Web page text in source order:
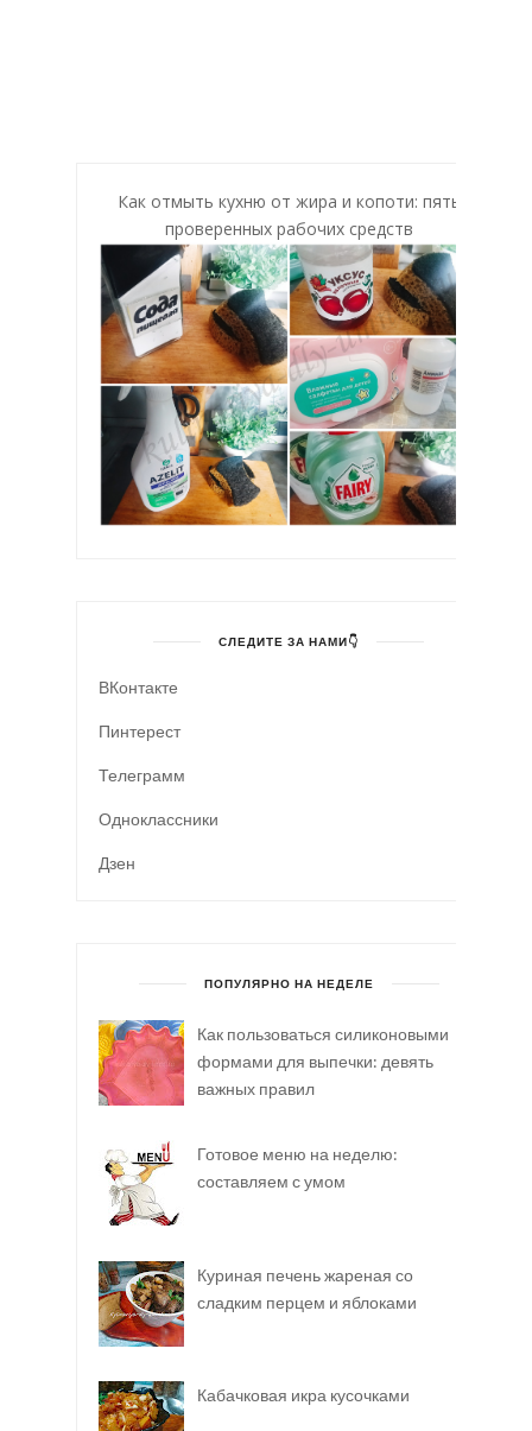
Как отмыть кухню от жира и копоти: пять
проверенных рабочих средств
СЛЕДИТЕ ЗА НАМИ👇
ВКонтакте
Пинтерест
Телеграмм
Одноклассники
Дзен
ПОПУЛЯРНО НА НЕДЕЛЕ
Как пользоваться силиконовыми
формами для выпечки: девять
важных правил
Готовое меню на неделю:
составляем с умом
Куриная печень жареная со
сладким перцем и яблоками
Кабачковая икра кусочками